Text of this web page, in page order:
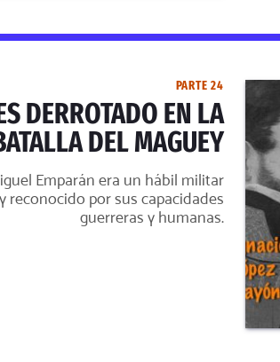
PARTE 24
DERROTADO EN LA
DEL MAGUEY
Emparán era un hábil militar
reconocido por sus capacidades
guerreras y humanas.